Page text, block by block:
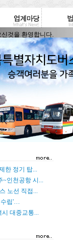
을 환영합니다.
한 정기 탑...
~인천공항 시...
노선 직접...
수립'…
시 대중교통...